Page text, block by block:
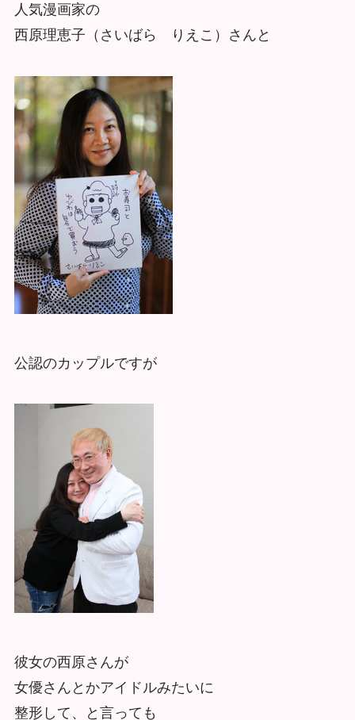
人気漫画家の
西原理恵子（さいばら りえこ）さんと
公認のカップルですが
彼女の西原さんが
女優さんとかアイドルみたいに
整形して、と言っても